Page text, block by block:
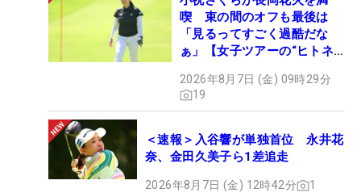
喫 束の間のオフも最後は
「見るってすごく過酷だな
ぁ」【女子ツアーの“ヒトネ
2026年8月7日 (金) 09時29分
19
＜速報＞入谷響が単独首位 永井花
奈、金田久美子ら1差追走
2026年8月7日 (金) 12時42分 1